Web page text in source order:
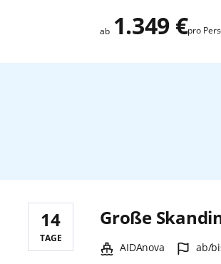
ab 1.349 €pro
Große
Schiff:
AIDAnova ab/
Reisedauer:
14
TAGE